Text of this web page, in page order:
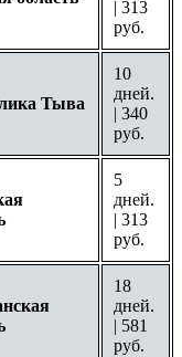
| 313
руб.
Тыва
10
дней.
| 340
руб.
5
дней.
| 313
руб.
18
дней.
| 581
руб.